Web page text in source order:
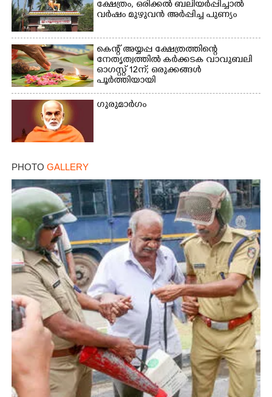
ക്ഷേത്രം,​ ഒരിക്കൽ ബലിയർപ്പിച്ചാൽ
വർഷം മുഴുവൻ അർപ്പിച്ച പുണ്യം
കെന്റ് അയ്യപ്പ ക്ഷേത്രത്തിന്റെ
നേതൃത്വത്തിൽ കർക്കടക വാവുബലി
ഓഗസ്റ്റ് 12ന്; ഒരുക്കങ്ങൾ
പൂർത്തിയായി
ഗുരുമാർഗം
PHOTO GALLERY
Share this link